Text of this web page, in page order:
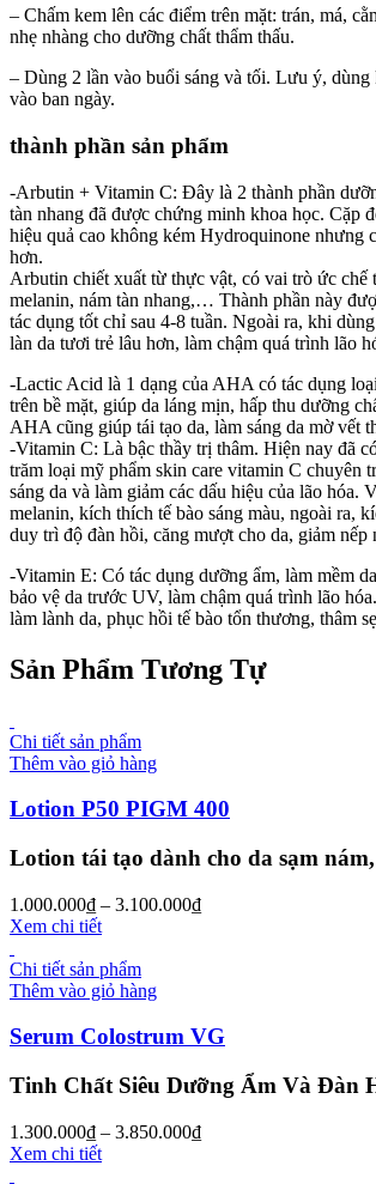
– Chấm kem lên các điểm trên mặt: trán, má,
nhẹ nhàng cho dưỡng chất thẩm thấu.
– Dùng 2 lần vào buổi sáng và tối. Lưu ý, dùng
vào ban ngày.
thành phần sản phẩm
-Arbutin + Vitamin C: Đây là 2 thành phần
tàn nhang đã được chứng minh khoa học. Cặp
hiệu quả cao không kém Hydroquinone nhưng
hơn.
Arbutin chiết xuất từ thực vật, có vai trò ức chế
melanin, nám tàn nhang,… Thành phần này
tác dụng tốt chỉ sau 4-8 tuần. Ngoài ra, khi
làn da tươi trẻ lâu hơn, làm chậm quá trình lão
-Lactic Acid là 1 dạng của AHA có tác dụng
trên bề mặt, giúp da láng mịn, hấp thu dưỡng
AHA cũng giúp tái tạo da, làm sáng da mờ vết
-Vitamin C: Là bậc thầy trị thâm. Hiện nay đã
trăm loại mỹ phẩm skin care vitamin C chuyên
sáng da và làm giảm các dấu hiệu của lão hóa.
melanin, kích thích tế bào sáng màu, ngoài ra,
duy trì độ đàn hồi, căng mượt cho da, giảm
-Vitamin E: Có tác dụng dưỡng ẩm, làm mềm
bảo vệ da trước UV, làm chậm quá trình lão
làm lành da, phục hồi tế bào tổn thương, thâm
Sản Phẩm Tương Tự
Chi tiết sản phẩm
Thêm vào giỏ hàng
Lotion P50 PIGM 400
Lotion tái tạo dành cho da sạm
1.000.000₫ – 3.100.000₫
Xem chi tiết
Chi tiết sản phẩm
Thêm vào giỏ hàng
Serum Colostrum VG
Tinh Chất Siêu Dưỡng Ẩm Và Đàn
1.300.000₫ – 3.850.000₫
Xem chi tiết